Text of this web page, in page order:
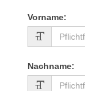
Vorname:
Nachname: